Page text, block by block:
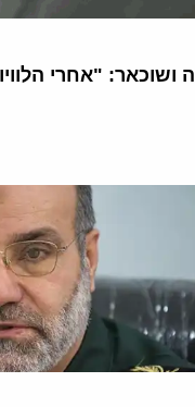
ושוכאר: "אחרי